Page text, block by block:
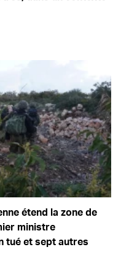
étend la zone de
ministre
tué et sept autres